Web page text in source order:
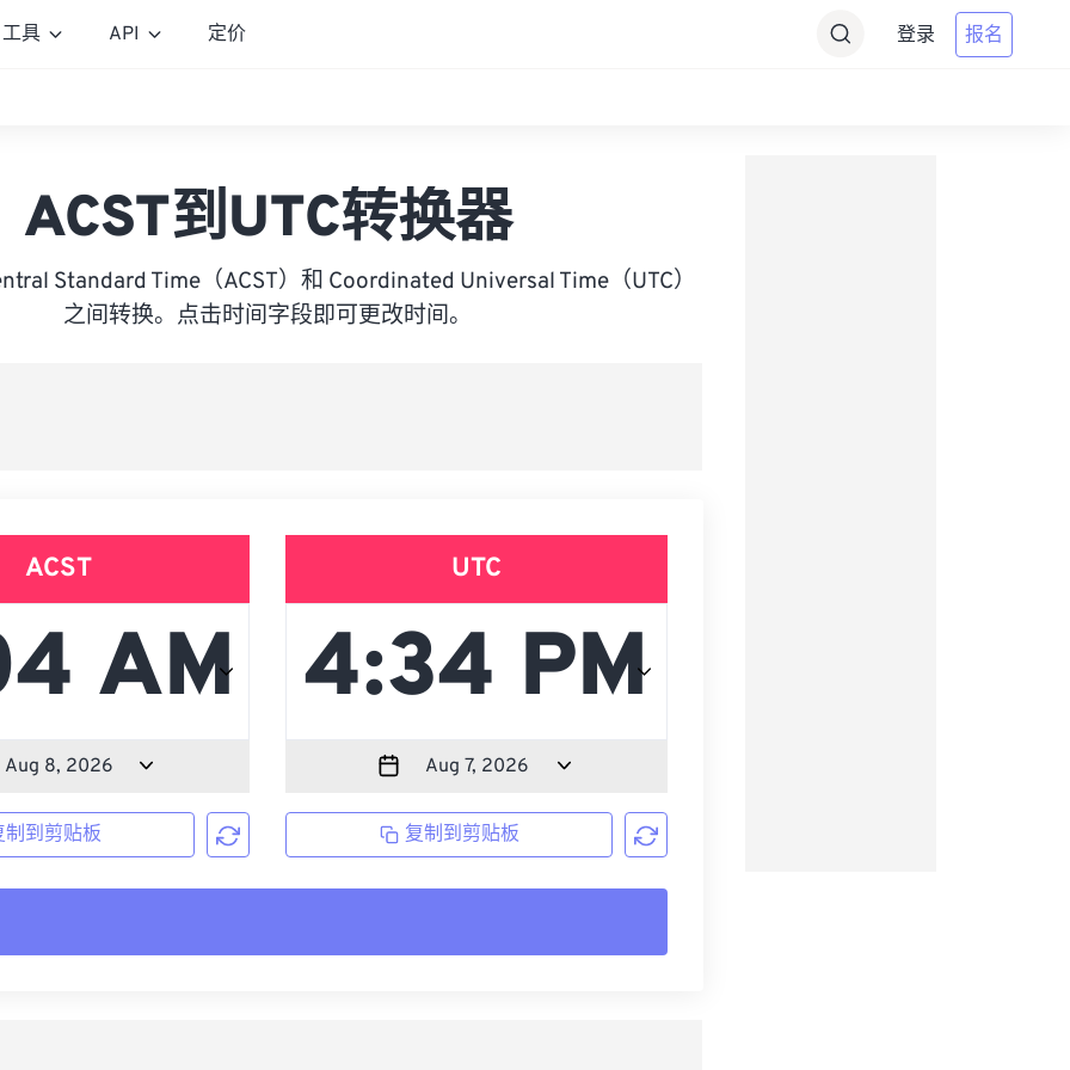
工具 API 定价 登录 报名
ACST到UTC转换器
Standard Time（ACST）和 Coordinated Universal Time（UTC）
之间转换。点击时间字段即可更改时间。
ACST
制到剪贴板
UTC
复制到剪贴板